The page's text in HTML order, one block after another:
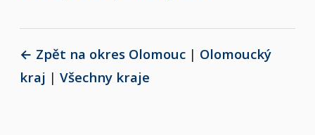
← Zpět na okres Olomouc | Olomoucký
kraj | Všechny kraje